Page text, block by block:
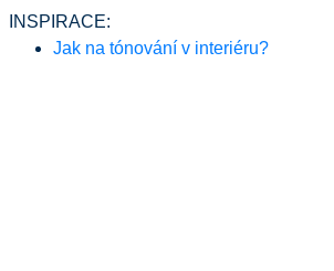
INSPIRACE:
Jak na tónování v interiéru?